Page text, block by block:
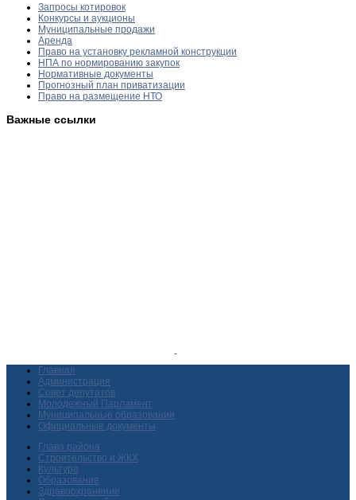
Запросы котировок
Конкурсы и аукционы
Муниципальные продажи
Аренда
Право на установку рекламной конструкции
НПА по нормированию закупок
Нормативные документы
Прогнозный план приватизации
Право на размещение НТО
Важные ссылки
Главная
Администрация
Совет депутатов
Молодежный Парламент
Муниципальные образования
Официальные документы
Глава района
Строительство и ЖКХ
Культура
Образование
Здравоохранение